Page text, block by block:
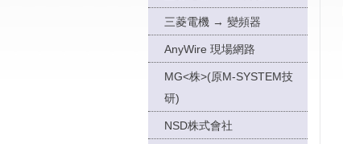
三菱電機 → 變頻器
AnyWire 現場網路
MG<株>(原M-SYSTEM技
研)
NSD株式會社